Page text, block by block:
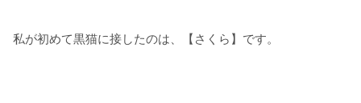
私が初めて黒猫に接したのは、【さくら】です。